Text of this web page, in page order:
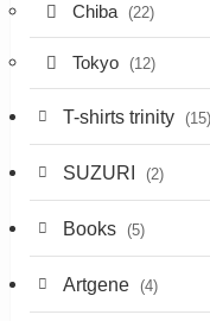
Chiba (22)
Tokyo (12)
T-shirts trinity (15)
SUZURI (2)
Books (5)
Artgene (4)